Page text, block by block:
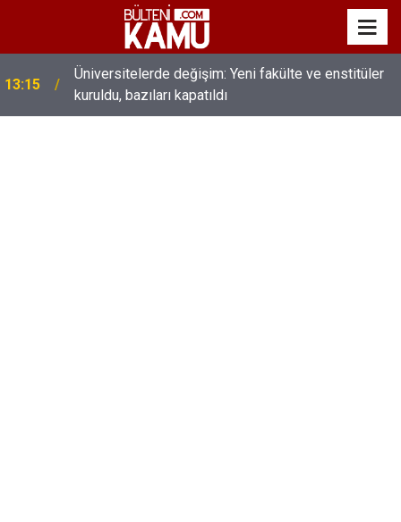
13:00
MEB’de üst düzey değişim: Genel müdürler değişti,
yeni isimler atandı